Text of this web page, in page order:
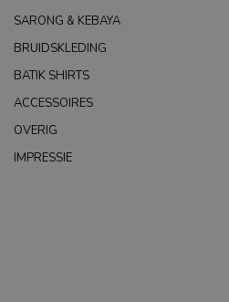
SARONG & KEBAYA
BRUIDSKLEDING
BATIK SHIRTS
ACCESSOIRES
OVERIG
IMPRESSIE